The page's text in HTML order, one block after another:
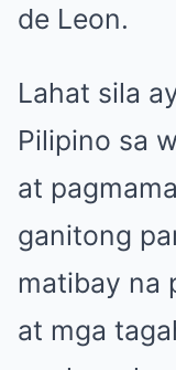
de Leon.
Lahat sila
Pilipino sa
at
ganitong
matibay na
at mga